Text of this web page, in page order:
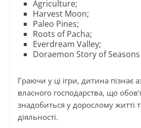
Agriculture;
Harvest Moon;
Paleo Pines;
Roots of Pacha;
Everdream Valley;
Doraemon Story of
Граючи у ці ігри, дитина пізнає
власного господарства, що
знадобиться у дорослому житті
діяльності.